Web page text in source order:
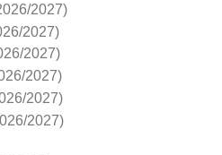
2027)
2027)
2027)
2027)
2027)
2027)